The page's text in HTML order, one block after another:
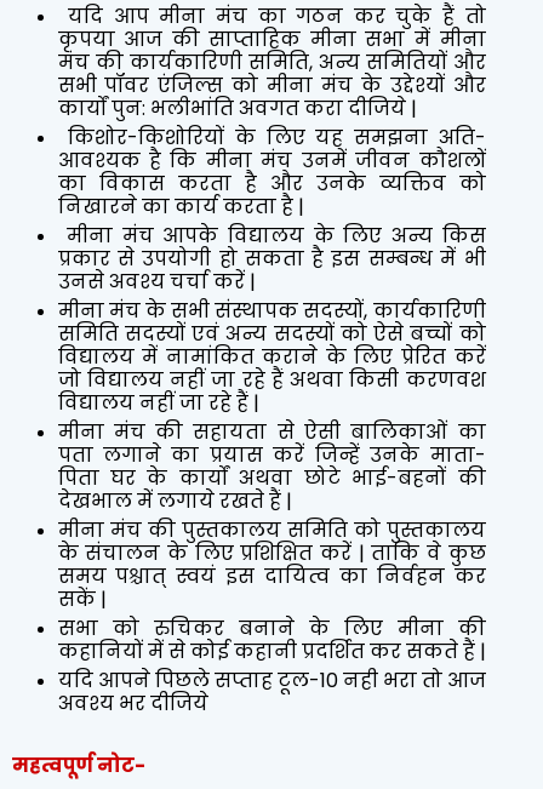
यदि आप मीना मंच का गठन कर चुके हैं तो
कृपया आज की साप्ताहिक मीना सभा में मीना
मंच की कार्यकारिणी समिति, अन्य समितियों और
सभी पॉवर एंजिल्स को मीना मंच के उद्देश्यों और
कार्यों पुन: भलीभांति अवगत करा दीजिये |
किशोर-किशोरियों के लिए यह समझना अति-
आवश्यक है कि मीना मंच उनमें जीवन कौशलों
का विकास करता है और उनके व्यक्तिव को
निखारने का कार्य करता है |
मीना मंच आपके विद्यालय के लिए अन्य किस
प्रकार से उपयोगी हो सकता है इस सम्बन्ध में भी
उनसे अवश्य चर्चा करें |
मीना मंच के सभी संस्थापक सदस्यों, कार्यकारिणी
समिति सदस्यों एवं अन्य सदस्यों को ऐसे बच्चों को
विद्यालय में नामांकित कराने के लिए प्रेरित करें
जो विद्यालय नहीं जा रहे हैं अथवा किसी करणवश
विद्यालय नहीं जा रहे हैं |
मीना मंच की सहायता से ऐसी बालिकाओं का
पता लगाने का प्रयास करें जिन्हें उनके माता-
पिता घर के कार्यों अथवा छोटे भाई-बहनों की
देखभाल में लगाये रखते हैं |
मीना मंच की पुस्तकालय समिति को पुस्तकालय
के संचालन के लिए प्रशिक्षित करें | ताकि वे कुछ
समय पश्चात् स्वयं इस दायित्व का निर्वहन कर
सकें |
सभा को रुचिकर बनाने के लिए मीना की
कहानियों में से कोई कहानी प्रदर्शित कर सकते हैं |
यदि आपने पिछले सप्ताह टूल-10 नही भरा तो आज
अवश्य भर दीजिये
महत्वपूर्ण नोट-